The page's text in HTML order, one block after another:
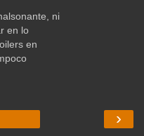
ni
en lo
en
›